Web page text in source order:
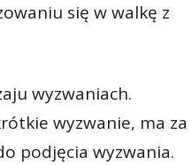
się w walkę z
wyzwaniach.
wyzwanie, ma za
podjęcia wyzwania.